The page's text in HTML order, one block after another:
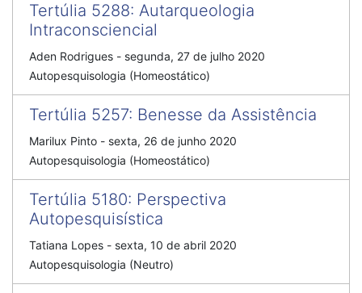
Tertúlia 5288: Autarqueologia
Intraconsciencial
Aden Rodrigues - segunda, 27 de julho 2020
Autopesquisologia (Homeostático)
Tertúlia 5257: Benesse da Assistência
Marilux Pinto - sexta, 26 de junho 2020
Autopesquisologia (Homeostático)
Tertúlia 5180: Perspectiva
Autopesquisística
Tatiana Lopes - sexta, 10 de abril 2020
Autopesquisologia (Neutro)